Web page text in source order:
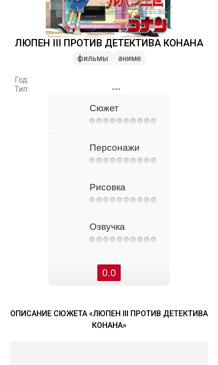
ЛЮПЕН III ПРОТИВ ДЕТЕКТИВА КОНАНА
фильмы аниме
Год:
Тип:
---
Сюжет
Персонажи
Рисовка
Озвучка
0.0
ОПИСАНИЕ СЮЖЕТА «ЛЮПЕН III ПРОТИВ ДЕТЕКТИВА
КОНАНА»